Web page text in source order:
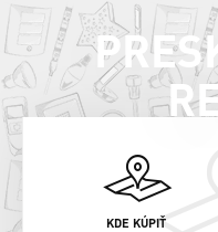
KDE KÚPIŤ